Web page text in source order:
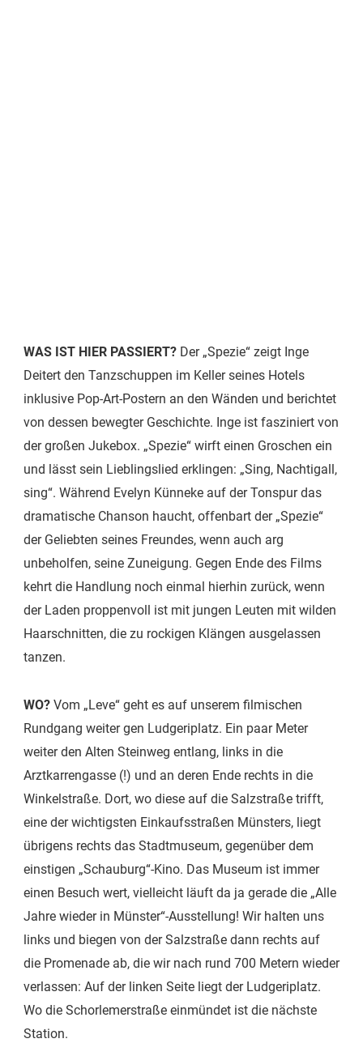
WAS IST HIER PASSIERT? Der „Spezie“ zeigt Inge
Deitert den Tanzschuppen im Keller seines Hotels
inklusive Pop-Art-Postern an den Wänden und berichtet
von dessen bewegter Geschichte. Inge ist fasziniert von
der großen Jukebox. „Spezie“ wirft einen Groschen ein
und lässt sein Lieblingslied erklingen: „Sing, Nachtigall,
sing“. Während Evelyn Künneke auf der Tonspur das
dramatische Chanson haucht, offenbart der „Spezie“
der Geliebten seines Freundes, wenn auch arg
unbeholfen, seine Zuneigung. Gegen Ende des Films
kehrt die Handlung noch einmal hierhin zurück, wenn
der Laden proppenvoll ist mit jungen Leuten mit wilden
Haarschnitten, die zu rockigen Klängen ausgelassen
tanzen.
WO? Vom „Leve“ geht es auf unserem filmischen
Rundgang weiter gen Ludgeriplatz. Ein paar Meter
weiter den Alten Steinweg entlang, links in die
Arztkarrengasse (!) und an deren Ende rechts in die
Winkelstraße. Dort, wo diese auf die Salzstraße trifft,
eine der wichtigsten Einkaufsstraßen Münsters, liegt
übrigens rechts das Stadtmuseum, gegenüber dem
einstigen „Schauburg“-Kino. Das Museum ist immer
einen Besuch wert, vielleicht läuft da ja gerade die „Alle
Jahre wieder in Münster“-Ausstellung! Wir halten uns
links und biegen von der Salzstraße dann rechts auf
die Promenade ab, die wir nach rund 700 Metern wieder
verlassen: Auf der linken Seite liegt der Ludgeriplatz.
Wo die Schorlemerstraße einmündet ist die nächste
Station.